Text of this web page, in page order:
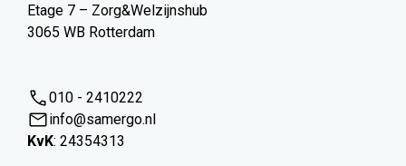
Etage 7 – Zorg&Welzijnshub
3065 WB Rotterdam
010 - 2410222
info@samergo.nl
KvK: 24354313